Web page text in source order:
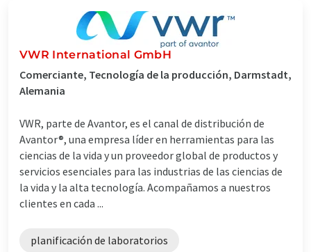
VWR International GmbH
Comerciante, Tecnología de la producción, Darmstadt,
Alemania
VWR, parte de Avantor, es el canal de distribución de
Avantor®, una empresa líder en herramientas para las
ciencias de la vida y un proveedor global de productos y
servicios esenciales para las industrias de las ciencias de
la vida y la alta tecnología. Acompañamos a nuestros
clientes en cada ...
planificación de laboratorios